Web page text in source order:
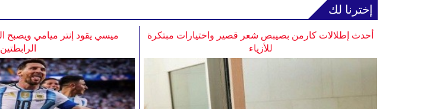
إخترنا لك
ميسي يقود إنتر ميامي ويصبح
الرابطتين
أحدث إطلالات كارمن بصيبص شعر قصير واختيارات مبتكرة
للأزياء